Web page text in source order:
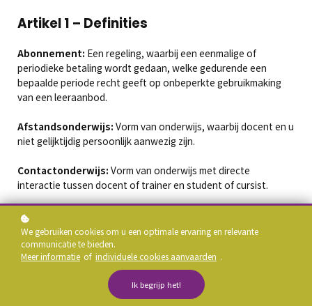
Artikel 1 – Definities
Abonnement: Een regeling, waarbij een eenmalige of
periodieke betaling wordt gedaan, welke gedurende een
bepaalde periode recht geeft op onbeperkte gebruikmaking
van een leeraanbod.
Afstandsonderwijs: Vorm van onderwijs, waarbij docent en u
niet gelijktijdig persoonlijk aanwezig zijn.
Contactonderwijs: Vorm van onderwijs met directe
interactie tussen docent of trainer en student of cursist.
Educatieve dienst:
training en/of de levering van lesmateriaal en/of het aanbieden
van (deel)examens en/of een EVC-traject en/of een andere
vorm van beoordeling.
Verworven competenties, opgedaan tijdens eerdere
werkervaring of gevolgde opleidingen. EVC’s worden via
We gebruiken cookies om u een optimale ervaring en relevante
communicatie te bieden.
Meer informatie of individuele cookies aanvaarden .
Ik begrijp het!